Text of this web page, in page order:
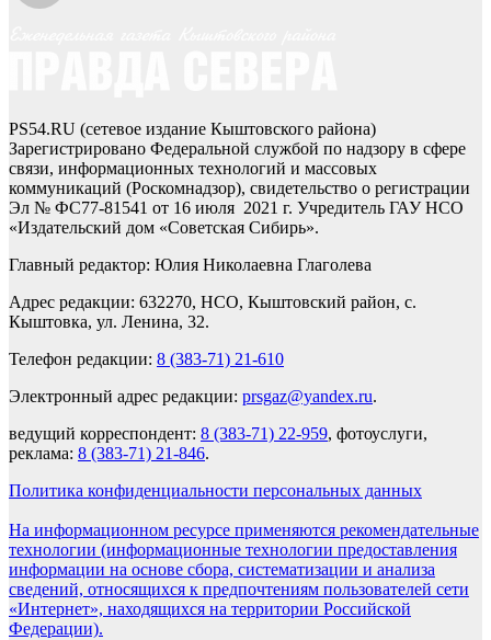
PS54.RU (сетевое издание Кыштовского района)
Зарегистрировано Федеральной службой по надзору в сфере
связи, информационных технологий и массовых
коммуникаций (Роскомнадзор), свидетельство о регистрации
Эл № ФС77-81541 от 16 июля 2021 г. Учредитель ГАУ НСО
«Издательский дом «Советская Сибирь».
Главный редактор: Юлия Николаевна Глаголева
Адрес редакции: 632270, НСО, Кыштовский район, с.
Кыштовка, ул. Ленина, 32.
Телефон редакции: 8 (383-71) 21-610
Электронный адрес редакции: prsgaz@yandex.ru.
ведущий корреспондент: 8 (383-71) 22-959, фотоуслуги,
реклама: 8 (383-71) 21-846.
Политика конфиденциальности персональных данных
На информационном ресурсе применяются рекомендательные
технологии (информационные технологии предоставления
информации на основе сбора, систематизации и анализа
сведений, относящихся к предпочтениям пользователей сети
«Интернет», находящихся на территории Российской
Федерации).